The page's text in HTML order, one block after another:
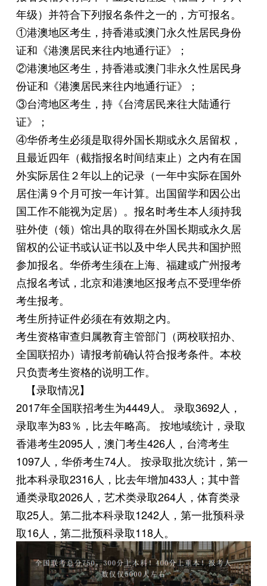
年级）并符合下列报名条件之一的，方可报名。
①港澳地区考生，持香港或澳门永久性居民身份
证和《港澳居民来往内地通行证》；
②港澳地区考生，持香港或澳门非永久性居民身
份证和《港澳居民来往内地通行证》；
③台湾地区考生，持《台湾居民来往大陆通行
证》；
④华侨考生必须是取得外国长期或永久居留权，
且最近四年（截指报名时间结束止）之内有在国
外实际居住２年以上的记录（一年中实际在国外
居住满９个月可按一年计算。出国留学和因公出
国工作不能视为定居）。报名时考生本人须持我
驻外使（领）馆出具的取得在外国长期或永久居
留权的公证书或认证书以及中华人民共和国护照
参加报名。华侨考生须在上海、福建或广州报考
点报名考试，北京和港澳地区报考点不受理华侨
考生报考。
考生所持证件必须在有效期之内。
考生资格审查归属教育主管部门（两校联招办、
全国联招办）请报考前确认符合报考条件。本校
只负责考生资格的说明工作。
【录取情况】
2017年全国联招考生为4449人。 录取3692人，
录取率为83％，比去年略高。 按地域统计，录取
香港考生2095人，澳门考生426人，台湾考生
1097人，华侨考生74人。 按录取批次统计，第一
批本科录取2316人，比去年增加433人；其中普
通类录取2026人，艺术类录取264人，体育类录
取25人。第二批本科录取1242人，第一批预科录
取16人，第二批预科录取118人。